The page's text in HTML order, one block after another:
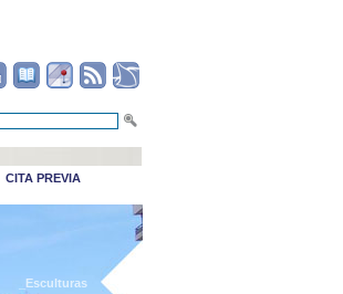
CITA PREVIA
_Esculturas